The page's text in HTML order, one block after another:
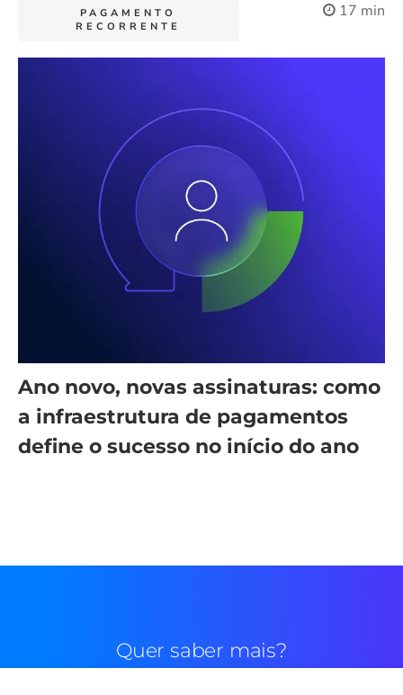
PAGAMENTO
RECORRENTE
17 min
Ano novo, novas assinaturas: como
a infraestrutura de pagamentos
define o sucesso no início do ano
Quer saber mais?